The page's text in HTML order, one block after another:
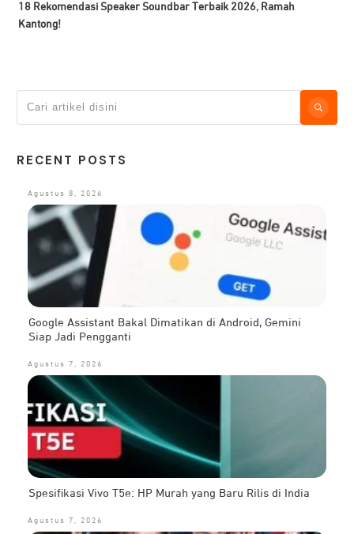
18 Rekomendasi Speaker Soundbar Terbaik 2026, Ramah
Kantong!
RECENT POSTS
Agustus 8, 2026
Google Assistant Bakal Dimatikan di Android, Gemini
Siap Jadi Pengganti
Agustus 7, 2026
Spesifikasi Vivo T5e: HP Murah yang Baru Rilis di India
Agustus 7, 2026